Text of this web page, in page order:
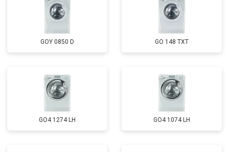
GOY 0850 D GO 148 TXT
GO4 1274 LH GO4 1074 LH